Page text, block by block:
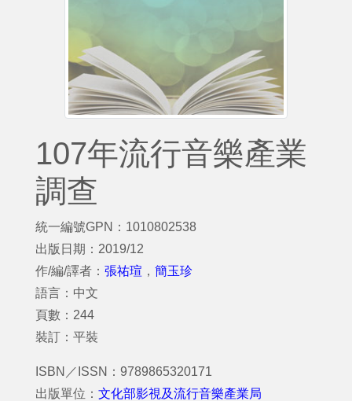
107年流行音樂產業
調查
統一編號GPN：1010802538
出版日期：2019/12
作/編/譯者： 張祐瑄 ， 簡玉珍
語言：中文
頁數：244
裝訂：平裝
ISBN／ISSN：9789865320171
出版單位： 文化部影視及流行音樂產業局